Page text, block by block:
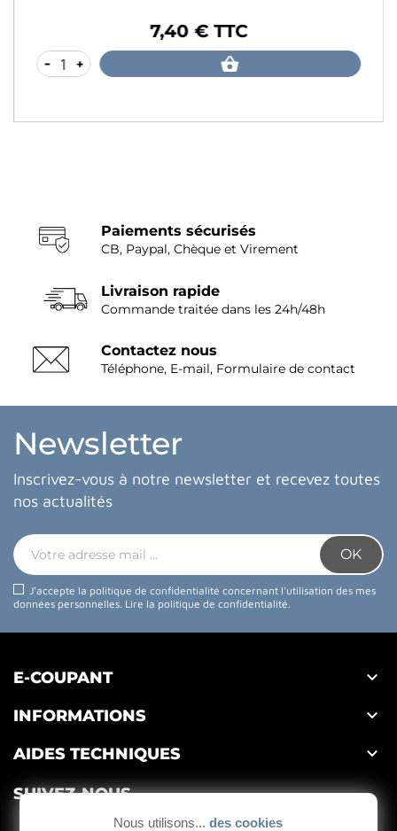
7,40 € TTC
- +
Paiements sécurisés
CB, Paypal, Chèque et Virement
Livraison rapide
Commande traitée dans les 24h/48h
Contactez nous
Téléphone, E-mail, Formulaire de contact
Newsletter
Inscrivez-vous à notre newsletter et recevez toutes
nos actualités
J'accepte la politique de confidentialité concernant l'utilisation des mes
données personnelles. Lire la politique de confidentialité.
E-COUPANT 
INFORMATIONS 
AIDES TECHNIQUES 
SUIVEZ-NOUS
Nous utilisons... des cookies